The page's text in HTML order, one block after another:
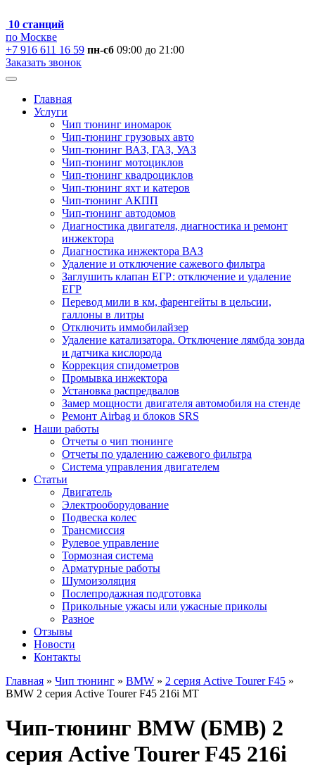
10 станций
по Москве
+7 916 611 16 59 пн-сб 09:00 до 21:00
Заказать звонок
Главная
Услуги
Чип тюнинг иномарок
Чип-тюнинг грузовых авто
Чип-тюнинг ВАЗ, ГАЗ, УАЗ
Чип-тюнинг мотоциклов
Чип-тюнинг квадроциклов
Чип-тюнинг яхт и катеров
Чип-тюнинг АКПП
Чип-тюнинг автодомов
Диагностика двигателя, диагностика и ремонт
инжектора
Диагностика инжектора ВАЗ
Удаление и отключение сажевого фильтра
Заглушить клапан ЕГР: отключение и удаление
ЕГР
Перевод мили в км, фаренгейты в цельсии,
галлоны в литры
Отключить иммобилайзер
Удаление катализатора. Отключение лямбда зонда
и датчика кислорода
Коррекция спидометров
Промывка инжектора
Установка распредвалов
Замер мощности двигателя автомобиля на стенде
Ремонт Airbag и блоков SRS
Наши работы
Отчеты о чип тюнинге
Отчеты по удалению сажевого фильтра
Система управления двигателем
Статьи
Двигатель
Электрооборудование
Подвеска колес
Трансмиссия
Рулевое управление
Тормозная система
Арматурные работы
Шумоизоляция
Послепродажная подготовка
Прикольные ужасы или ужасные приколы
Разное
Отзывы
Новости
Контакты
Главная » Чип тюнинг » BMW » 2 серия Active Tourer F45 »
BMW 2 серия Active Tourer F45 216i MT
Чип-тюнинг BMW (БМВ) 2
серия Active Tourer F45 216i